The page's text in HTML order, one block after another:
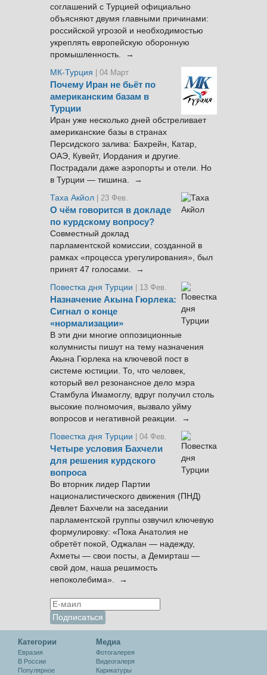
соглашений с Турцией официально
объясняют двумя главными причинами:
российской угрозой и необходимостью
укреплять европейскую оборонную
промышленность. →
МК-Турция
| 04 Март
Почему Иран не бьёт по
американским базам в
Турции
Иран уже несколько дней обстреливает
американские базы в странах
Персидского залива: Бахрейн, Катар,
ОАЭ, Кувейт, Иордания и другие.
Пострадали даже аэропорты и отели. Но
в Турции — тишина. →
Таха Акйол | 23 Фев.
О чём говорится в докладе
по курдскому вопросу?
Совместный доклад
парламентской комиссии, созданной в
рамках «процесса урегулирования», был
принят 47 голосами. →
Повестка дня Турции
| 13 Фев.
Назначение Акына Гюрлека:
Сигнал о конце
«нормализации»
В эти дни многие оппозиционные
колумнисты пишут на тему назначения
Акына Гюрлека на ключевой пост в
системе юстиции. То, что человек,
который вел резонансное дело мэра
Стамбула Имамоглу, вдруг получил столь
высокие полномочия, вызвало уйму
вопросов и негативной реакции. →
Повестка дня Турции
| 04 Фев.
Четыре условия Бахчели
для решения курдского
вопроса
Во вторник лидер Партии
националистического движения (ПНД)
Девлет Бахчели на заседании
парламентской группы озвучил ключевую
формулировку: «Пока Анатолия не
обретёт покой, Оджалан — надежду,
Ахметы — свои посты, а Демирташ —
свой дом, наша решимость
непоколебима». →
Категории
Евразия
В России
Популярное
Медиа
Фотогалерея
Видеогалеря
Карикатуры